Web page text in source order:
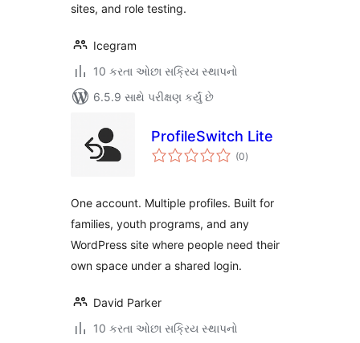
sites, and role testing.
Icegram
10 કરતા ઓછા સક્રિય સ્થાપનો
6.5.9 સાથે પરીક્ષણ કર્યું છે
ProfileSwitch Lite
(0કુલ
રેટિંગ્સ
)
One account. Multiple profiles. Built for
families, youth programs, and any
WordPress site where people need their
own space under a shared login.
David Parker
10 કરતા ઓછા સક્રિય સ્થાપનો